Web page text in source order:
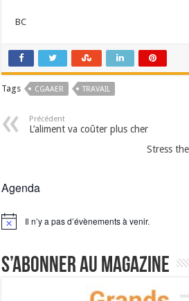
BC
Tags CGAAER TRAVAIL
Précédent
L’aliment va coûter plus cher
Stress
Agenda
Notice Il n’y a pas d’évènements à venir.
S’abonner au magazine